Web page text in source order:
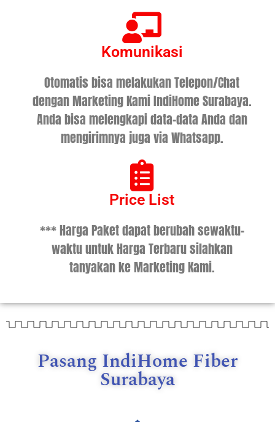
Komunikasi
Otomatis bisa melakukan Telepon/Chat
dengan Marketing Kami IndiHome Surabaya.
Anda bisa melengkapi data-data Anda dan
mengirimnya juga via Whatsapp.
Price List
*** Harga Paket dapat berubah sewaktu-
waktu untuk Harga Terbaru silahkan
tanyakan ke Marketing Kami.
Pasang IndiHome Fiber
Surabaya